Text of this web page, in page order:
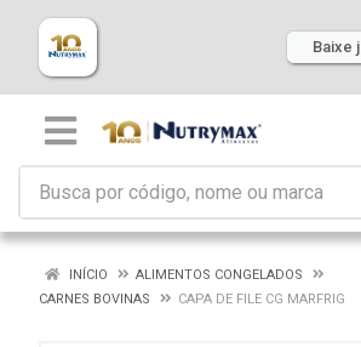
Baixe
INÍCIO
ALIMENTOS CONGELADOS
CARNES BOVINAS
CAPA DE FILE CG MARFRIG